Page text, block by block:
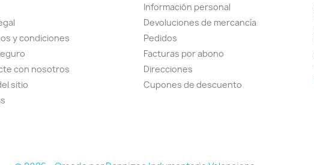
y condiciones
con nosotros
sitio
Información personal
Devoluciones de mercancía
Pedidos
Facturas por abono
Direcciones
Cupones de descuento